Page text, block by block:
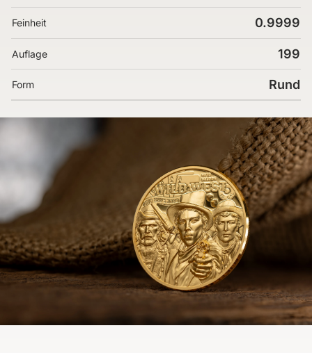
Feinheit 0.9999
Auflage 199
Form Rund